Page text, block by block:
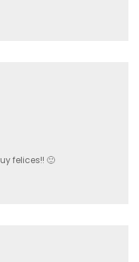
felices!! 🙂